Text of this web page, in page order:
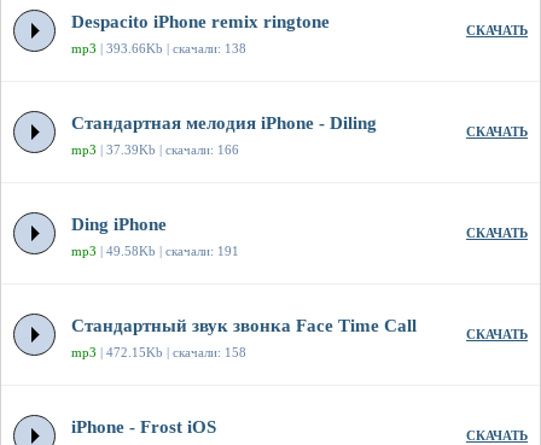
Despacito iPhone remix ringtone
mp3 | 393.66Kb | скачали: 138
СКАЧАТЬ
Стандартная мелодия iPhone - Diling
mp3 | 37.39Kb | скачали: 166
СКАЧАТЬ
Ding iPhone
mp3 | 49.58Kb | скачали: 191
СКАЧАТЬ
Стандартный звук звонка Face Time Call
mp3 | 472.15Kb | скачали: 158
СКАЧАТЬ
iPhone - Frost iOS СКАЧАТЬ